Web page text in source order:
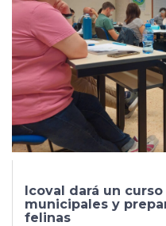
Icoval dará un
municipales y
felinas